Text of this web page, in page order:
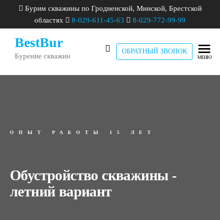
Бурим скважины по Гродненской, Минской, Брестской
областях
8-029-611-45-63 8-029-772-99-99
BestBur
Бурение скважин
ОБРАТНЫЙ ЗВОНОК
МЕНЮ
ОПЫТ РАБОТЫ 15 ЛЕТ
Обустройство скважины -
летний вариант